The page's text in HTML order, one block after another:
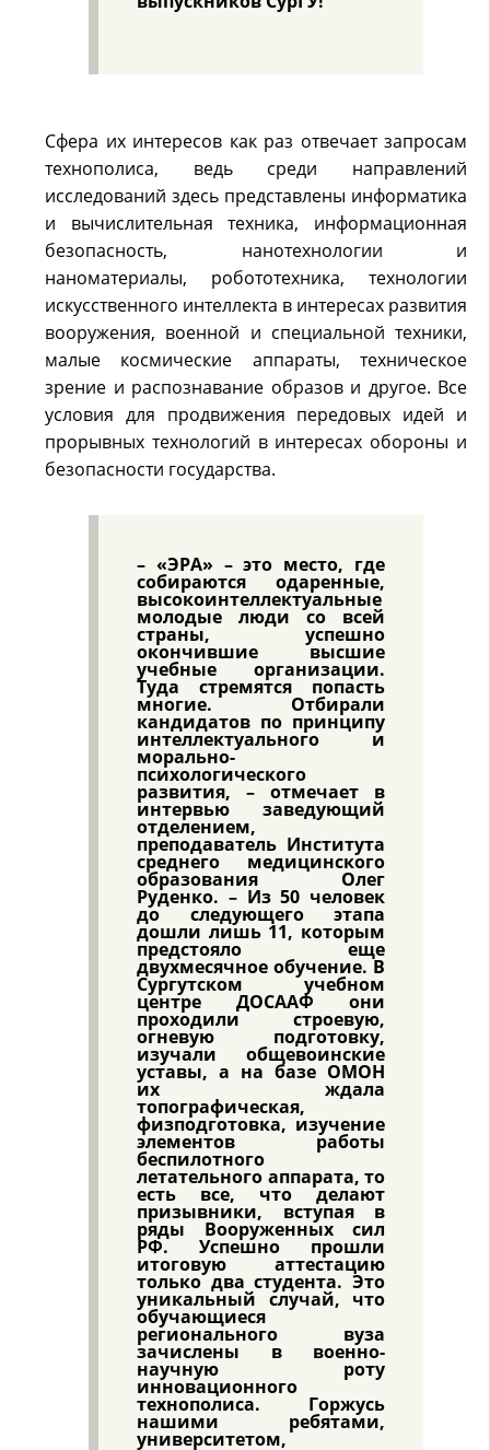
Сфера их интересов как раз отвечает запросам
технополиса, ведь среди направлений
исследований здесь представлены информатика
и вычислительная техника, информационная
безопасность, нанотехнологии и
наноматериалы, робототехника, технологии
искусственного интеллекта в интересах развития
вооружения, военной и специальной техники,
малые космические аппараты, техническое
зрение и распознавание образов и другое. Все
условия для продвижения передовых идей и
прорывных технологий в интересах обороны и
безопасности государства.
– «ЭРА» – это место, где
собираются одаренные,
высокоинтеллектуальные
молодые люди со всей
страны, успешно
окончившие высшие
учебные организации.
Туда стремятся попасть
многие. Отбирали
кандидатов по принципу
интеллектуального и
морально-
психологического
развития, – отмечает в
интервью заведующий
отделением,
преподаватель Института
среднего медицинского
образования Олег
Руденко. – Из 50 человек
до следующего этапа
дошли лишь 11, которым
предстояло еще
двухмесячное обучение. В
Сургутском учебном
центре ДОСААФ они
проходили строевую,
огневую подготовку,
изучали общевоинские
уставы, а на базе ОМОН
их ждала
топографическая,
физподготовка, изучение
элементов работы
беспилотного
летательного аппарата, то
есть все, что делают
призывники, вступая в
ряды Вооруженных сил
РФ. Успешно прошли
итоговую аттестацию
только два студента. Это
уникальный случай, что
обучающиеся
регионального вуза
зачислены в военно-
научную роту
инновационного
технополиса. Горжусь
нашими ребятами,
университетом,